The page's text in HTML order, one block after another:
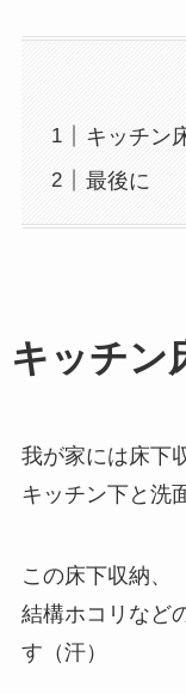
キッチン
最後に
キッチン
我が家には床下
キッチン下と洗
この床下収納、
結構ホコリなど
す（汗）